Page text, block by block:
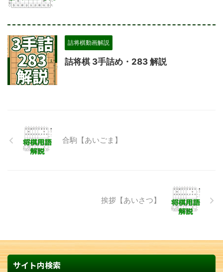
詰将棋動画解説
詰将棋 3手詰め・283 解説
合駒【あいごま】
挨拶【あいさつ】
サイト内検索